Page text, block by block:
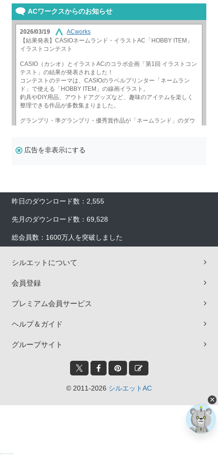
広告を非表示にする
昨日のダウンロード数：2,555
先月のダウンロード数：69,528
総会員数：1600万人を突破しました
シルエットについて
会員登録
プレミアム会員サービス
ヘルプ＆ガイド
グループサイト
© 2011-2026 シルエットAC
×